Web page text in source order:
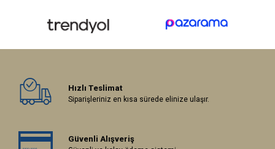
Hızlı Teslimat
Siparişleriniz en kısa sürede elinize ulaşır.
Güvenli Alışveriş